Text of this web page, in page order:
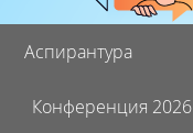
Аспирантура
Конференция 2026